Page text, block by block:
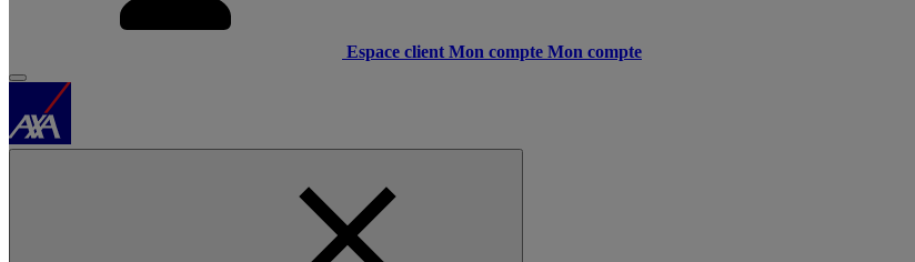
Espace client Mon compte Mon compte